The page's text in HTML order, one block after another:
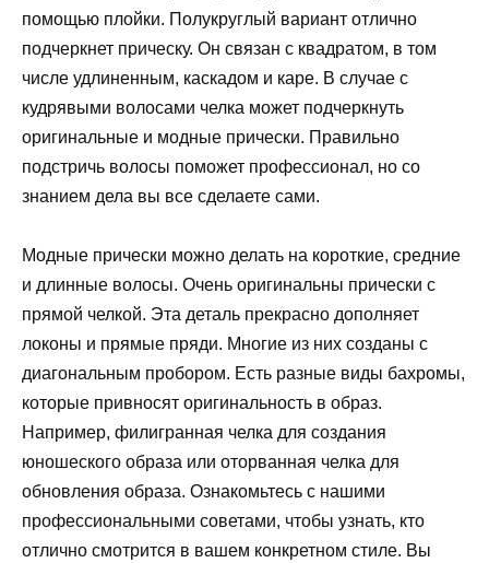
помощью плойки. Полукруглый вариант отлично
подчеркнет прическу. Он связан с квадратом, в том
числе удлиненным, каскадом и каре. В случае с
кудрявыми волосами челка может подчеркнуть
оригинальные и модные прически. Правильно
подстричь волосы поможет профессионал, но со
знанием дела вы все сделаете сами.
Модные прически можно делать на короткие, средние
и длинные волосы. Очень оригинальны прически с
прямой челкой. Эта деталь прекрасно дополняет
локоны и прямые пряди. Многие из них созданы с
диагональным пробором. Есть разные виды бахромы,
которые привносят оригинальность в образ.
Например, филигранная челка для создания
юношеского образа или оторванная челка для
обновления образа. Ознакомьтесь с нашими
профессиональными советами, чтобы узнать, кто
отлично смотрится в вашем конкретном стиле. Вы